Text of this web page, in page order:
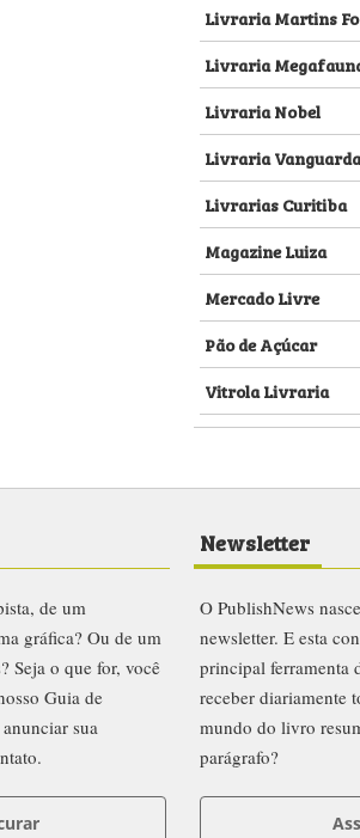
Livraria Martins
Livraria
Livraria Nobel
Livraria Vanguarda
Livrarias Curitiba
Magazine Luiza
Mercado Livre
Pão de Açúcar
Vitrola Livraria
de um
gráfica? Ou de um
Seja o que for, você
Guia de
sua
Newsletter
O PublishNews
newsletter. E esta
principal ferramenta
receber diariamente
mundo do livro
parágrafo?